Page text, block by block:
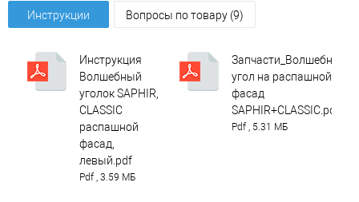
Инструкции Вопросы по товару (9)
Инструкция
Волшебный
уголок SAPHIR,
CLASSIC
распашной
фасад,
левый.pdf
Pdf , 3.59 МБ
Запчасти_Волшебный
угол на распашной
фасад
SAPHIR+CLASSIC.pdf
Pdf , 5.31 МБ